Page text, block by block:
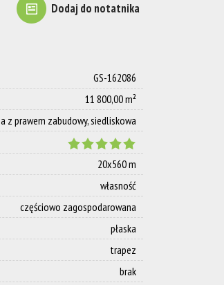
Dodaj do notatnika
GS-162086
11 800,00 m²
z prawem zabudowy, siedliskowa
20x560 m
własność
częściowo zagospodarowana
płaska
trapez
brak